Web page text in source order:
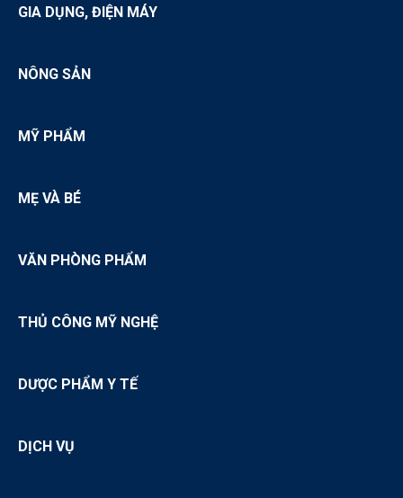
GIA DỤNG, ĐIỆN MÁY
NÔNG SẢN
MỸ PHẨM
MẸ VÀ BÉ
VĂN PHÒNG PHẨM
THỦ CÔNG MỸ NGHỆ
DƯỢC PHẨM Y TẾ
DỊCH VỤ